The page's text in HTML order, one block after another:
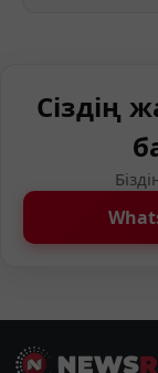
Сіздің